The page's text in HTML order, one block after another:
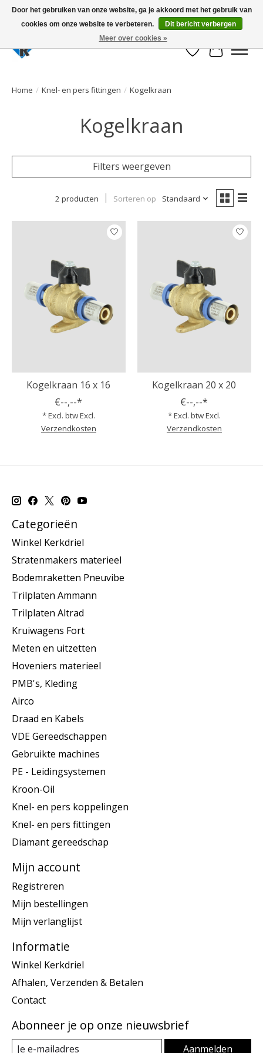
Large selection of products and fast shipping!
Verlanglijst
Home / Knel- en pers fittingen / Kogelkraan
Kogelkraan
Filters weergeven
2 producten Sorteren op Standaard
Kogelkraan 16 x 16
€--,--*
* Excl. btw Excl.
Verzendkosten
Kogelkraan 20 x 20
€--,--*
* Excl. btw Excl.
Verzendkosten
Categorieën
Winkel Kerkdriel
Stratenmakers materieel
Bodemraketten Pneuvibe
Trilplaten Ammann
Trilplaten Altrad
Kruiwagens Fort
Meten en uitzetten
Hoveniers materieel
PMB's, Kleding
Airco
Draad en Kabels
VDE Gereedschappen
Gebruikte machines
PE - Leidingsystemen
Kroon-Oil
Knel- en pers koppelingen
Knel- en pers fittingen
Diamant gereedschap
Mijn account
Registreren
Mijn bestellingen
Mijn verlanglijst
Informatie
Winkel Kerkdriel
Afhalen, Verzenden & Betalen
Contact
Abonneer je op onze nieuwsbrief
Aanmelden
Door het gebruiken van onze website, ga je akkoord met het gebruik van
cookies om onze website te verbeteren.
Dit bericht verbergen
Meer over cookies »